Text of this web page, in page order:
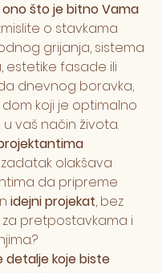
ono što je bitno Vama
o stavkama
grijanja, sistema
estetike fasade ili
dnevnog boravka,
koji je optimalno
u vaš način života.
olakšava
da pripreme
idejni projekat, bez
pretpostavkama i
detalje koje biste